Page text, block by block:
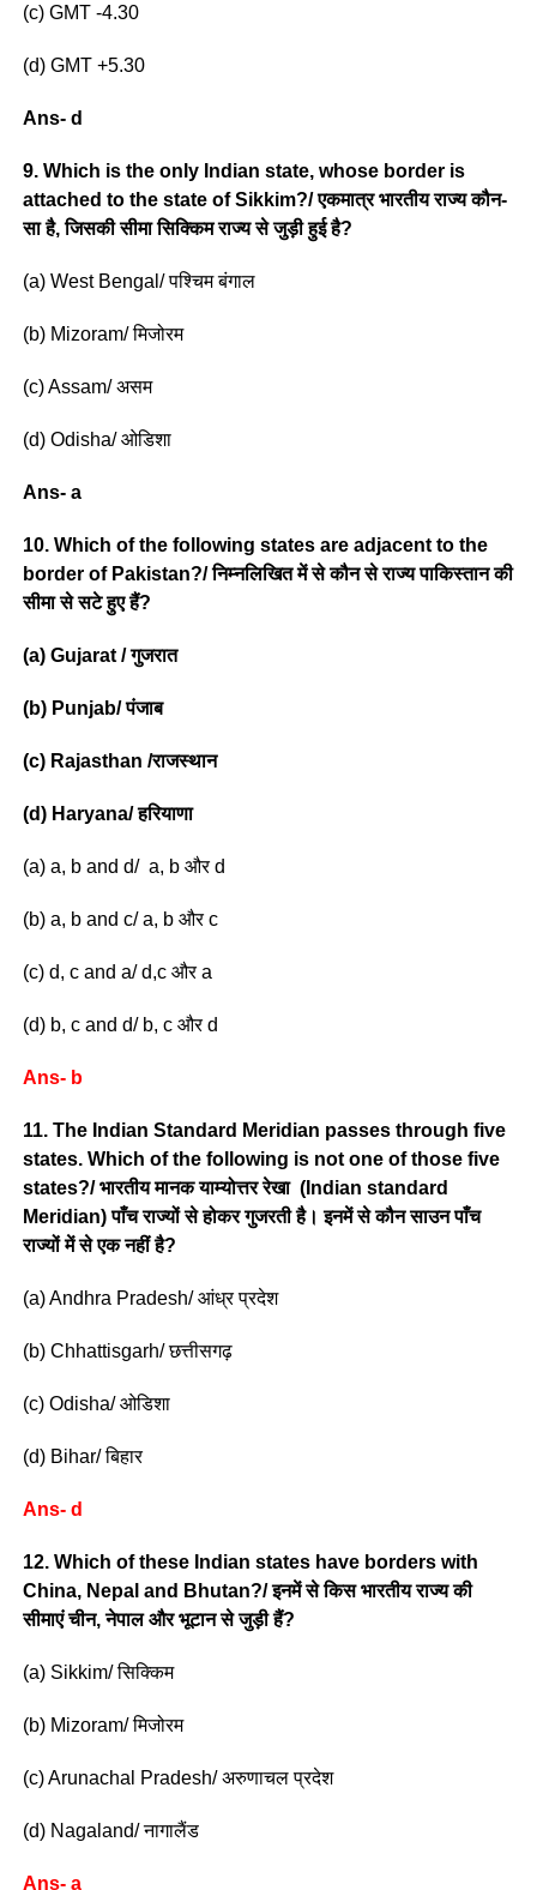
(c) GMT -4.30
(d) GMT +5.30
Ans- d
9. Which is the only Indian state, whose border is
attached to the state of Sikkim?/ एकमात्र भारतीय राज्य कौन-
सा है, जिसकी सीमा सिक्किम राज्य से जुड़ी हुई है?
(a) West Bengal/ पश्चिम बंगाल
(b) Mizoram/ मिजोरम
(c) Assam/ असम
(d) Odisha/ ओडिशा
Ans- a
10. Which of the following states are adjacent to the
border of Pakistan?/ निम्नलिखित में से कौन से राज्य पाकिस्तान की
सीमा से सटे हुए हैं?
(a) Gujarat / गुजरात
(b) Punjab/ पंजाब
(c) Rajasthan /राजस्थान
(d) Haryana/ हरियाणा
(a) a, b and d/ a, b और d
(b) a, b and c/ a, b और c
(c) d, c and a/ d,c और a
(d) b, c and d/ b, c और d
Ans- b
11. The Indian Standard Meridian passes through five
states. Which of the following is not one of those five
states?/ भारतीय मानक याम्योत्तर रेखा (Indian standard
Meridian) पाँच राज्यों से होकर गुजरती है। इनमें से कौन साउन पाँच
राज्यों में से एक नहीं है?
(a) Andhra Pradesh/ आंध्र प्रदेश
(b) Chhattisgarh/ छत्तीसगढ़
(c) Odisha/ ओडिशा
(d) Bihar/ बिहार
Ans- d
12. Which of these Indian states have borders with
China, Nepal and Bhutan?/ इनमें से किस भारतीय राज्य की
सीमाएं चीन, नेपाल और भूटान से जुड़ी हैं?
(a) Sikkim/ सिक्किम
(b) Mizoram/ मिजोरम
(c) Arunachal Pradesh/ अरुणाचल प्रदेश
(d) Nagaland/ नागालैंड
Ans- a